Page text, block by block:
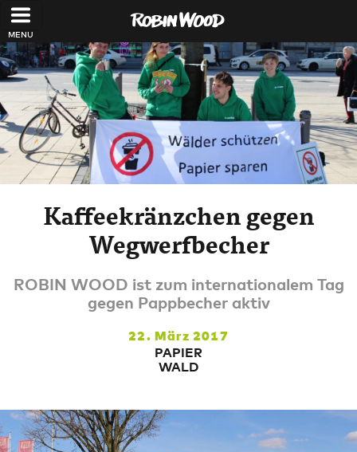
Direkt zum Inhalt
Kaffeekränzchen gegen
Wegwerfbecher
ROBIN WOOD ist zum internationalem Tag
gegen Pappbecher aktiv
22. März 2017
PAPIER
WALD